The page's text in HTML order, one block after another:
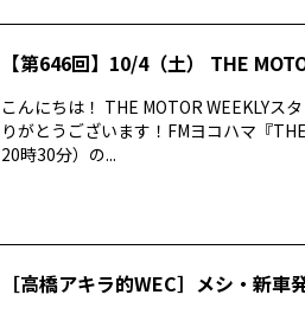
【第646回】10/4（土） THE
こんにちは！ THE MOTOR WEEKLYス
りがとうございます！FMヨコハマ『
20時30分）の...
［高橋アキラ的WEC］メシ・新